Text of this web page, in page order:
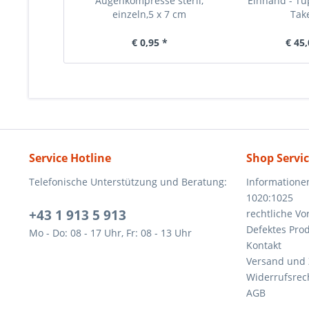
einzeln,5 x 7 cm
€ 0,95 * €
Service Hotline
Telefonische Unterstützung und Beratung:
+43 1 913 5 913
Mo - Do: 08 - 17 Uhr, Fr: 08 - 13 Uhr
Shop
1020:1025
rechtliche
Defektes
Kontakt
Versand
AGB